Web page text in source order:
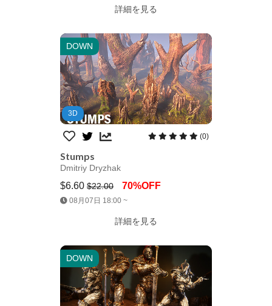
詳細を見る
DOWN
3D
(0)
Stumps
Dmitriy Dryzhak
$6.60 $22.00 70%OFF
08月07日 18:00 ~
詳細を見る
DOWN
Jump AssetStore